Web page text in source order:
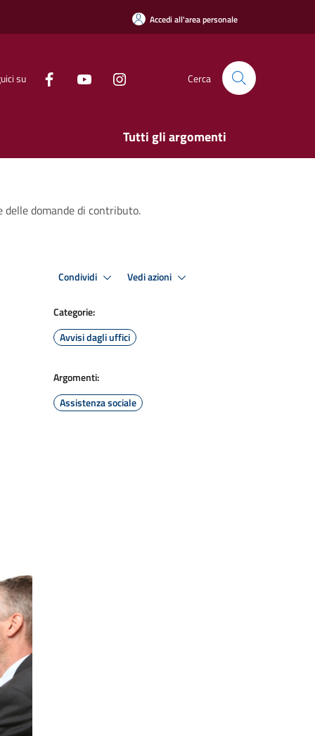
Accedi all'area personale
su Cerca
Tutti gli argomenti
domande di contributo.
Condividi Vedi azioni
Categorie:
Avvisi dagli uffici
Argomenti:
Assistenza sociale